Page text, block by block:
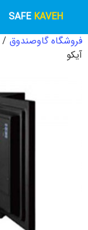
SAFE KAVEH
فروشگاه گاوصندوق /
آیکو